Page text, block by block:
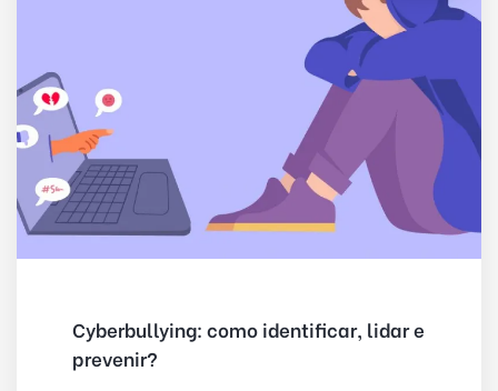
Cyberbullying: como identificar, lidar e
prevenir?